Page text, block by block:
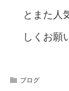
とまた人
しくお願
ブログ